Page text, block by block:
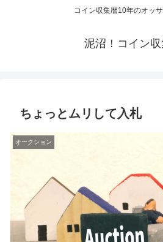
コイン収集暦10年のオッ
泥沼！コイン
ちょっとムリして入札
オークション